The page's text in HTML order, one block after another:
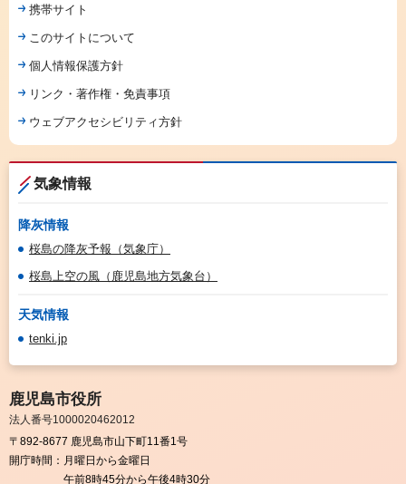
携帯サイト
このサイトについて
個人情報保護方針
リンク・著作権・免責事項
ウェブアクセシビリティ方針
気象情報
降灰情報
桜島の降灰予報（気象庁）
桜島上空の風（鹿児島地方気象台）
天気情報
tenki.jp
鹿児島市役所
法人番号1000020462012
〒892-8677 鹿児島市山下町11番1号
開庁時間： 月曜日から金曜日
午前8時45分から午後4時30分